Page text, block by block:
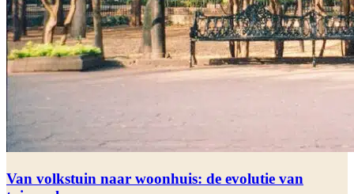
Van volkstuin naar woonhuis: de evolutie van